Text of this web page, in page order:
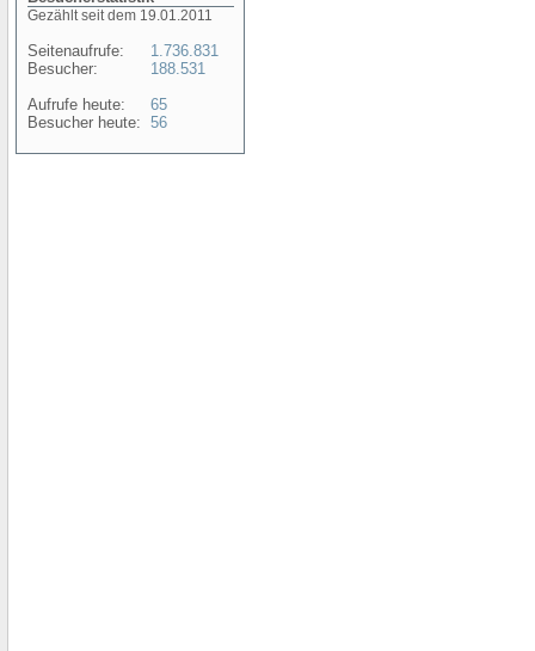
Gezählt seit dem 19.01.2011
Seitenaufrufe:
Besucher:
Aufrufe heute:
Besucher heute:
1.736.831
188.531
65
56